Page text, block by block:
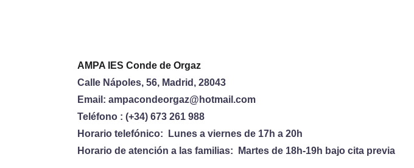
AMPA IES Conde de Orgaz
Calle Nápoles, 56, Madrid, 28043
Email: ampacondeorgaz@hotmail.com
Teléfono : (+34) 673 261 988
Horario telefónico:  Lunes a viernes de 17h a 20h
Horario de atención a las familias:  Martes de 18h-19h bajo cita previa